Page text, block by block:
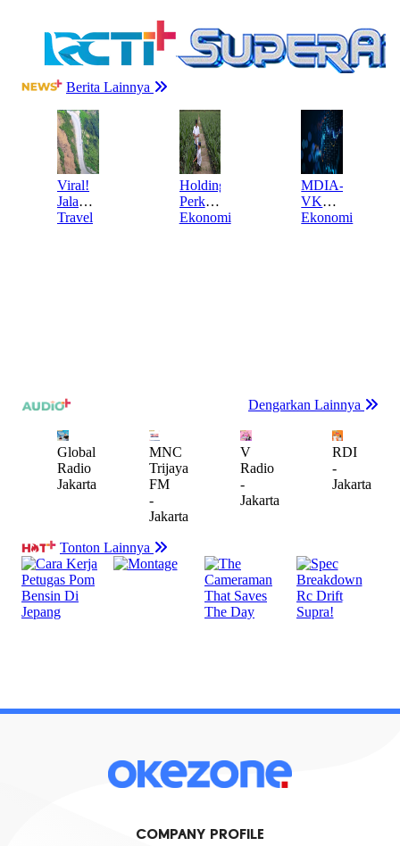
COMPANY PROFILE